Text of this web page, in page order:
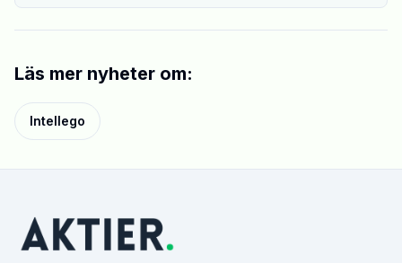
Läs mer nyheter om:
Intellego